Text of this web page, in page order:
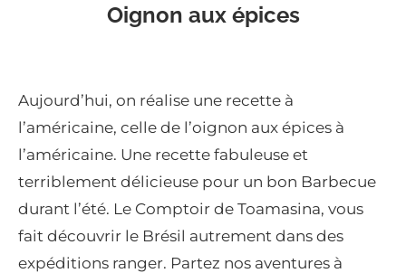
Oignon aux épices
Aujourd’hui, on réalise une recette à
l’américaine, celle de l’oignon aux épices à
l’américaine. Une recette fabuleuse et
terriblement délicieuse pour un bon Barbecue
durant l’été. Le Comptoir de Toamasina, vous
fait découvrir le Brésil autrement dans des
expéditions ranger. Partez nos aventures à